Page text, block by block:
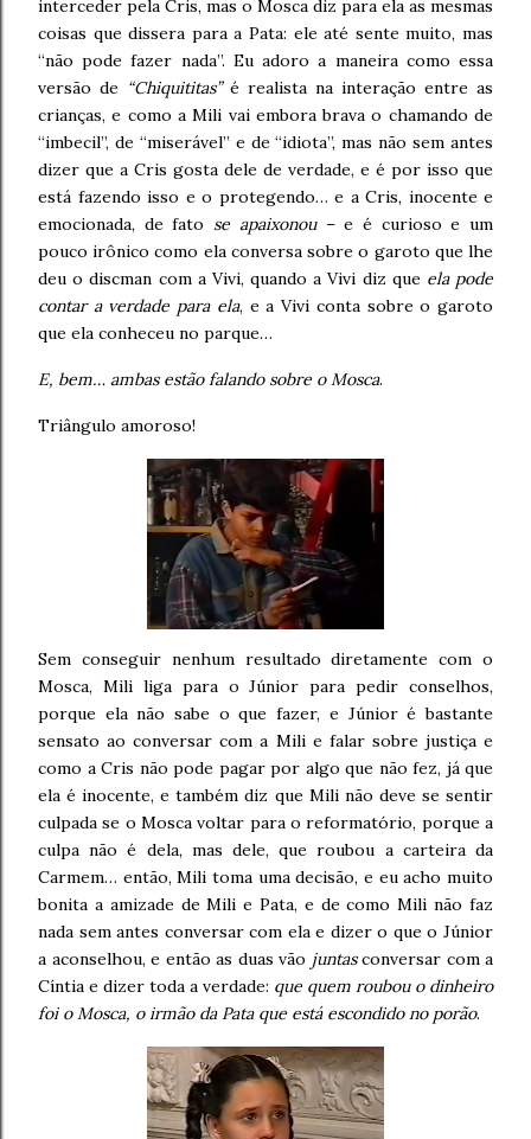
interceder pela Cris, mas o Mosca diz para ela as mesmas
coisas que dissera para a Pata: ele até sente muito, mas
“não pode fazer nada”. Eu adoro a maneira como essa
versão de “Chiquititas”é realista na interação entre as
crianças, e como a Mili vai embora brava o chamando de
“imbecil”, de “miserável” e de “idiota”, mas não sem antes
dizer que a Cris gosta dele de verdade, e é por isso que
está fazendo isso e o protegendo… e a Cris, inocente e
emocionada, de fato se apaixonou– e é curioso e um
pouco irônico como ela conversa sobre o garoto que lhe
deu o discman com a Vivi, quando a Vivi diz que ela pode
contar a verdade para ela, e a Vivi conta sobre o garoto
que ela conheceu no parque…
E, bem… ambas estão falando sobre o Mosca.
Triângulo amoroso!
Sem conseguir nenhum resultado diretamente com o
Mosca, Mili liga para o Júnior para pedir conselhos,
porque ela não sabe o que fazer, e Júnior é bastante
sensato ao conversar com a Mili e falar sobre justiça e
como a Cris não pode pagar por algo que não fez, já que
ela é inocente, e também diz que Mili não deve se sentir
culpada se o Mosca voltar para o reformatório, porque a
culpa não é dela, mas dele, que roubou a carteira da
Carmem… então, Mili toma uma decisão, e eu acho muito
bonita a amizade de Mili e Pata, e de como Mili não faz
nada sem antes conversar com ela e dizer o que o Júnior
a aconselhou, e então as duas vão juntasconversar com a
Cíntia e dizer toda a verdade: que quem roubou o dinheiro
foi o Mosca, o irmão da Pata que está escondido no porão.